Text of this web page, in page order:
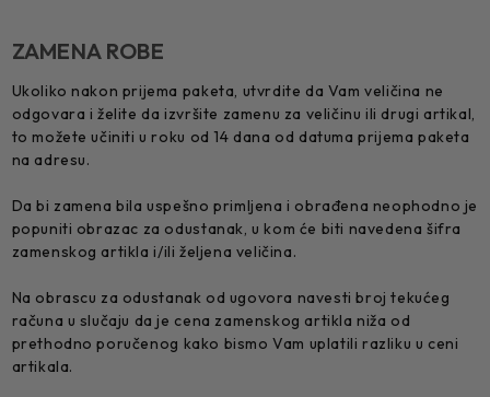
ZAMENA ROBE
Ukoliko nakon prijema paketa, utvrdite da Vam veličina ne
odgovara i želite da izvršite zamenu za veličinu ili drugi artikal,
to možete učiniti u roku od 14 dana od datuma prijema paketa
na adresu.
Da bi zamena bila uspešno primljena i obrađena neophodno je
popuniti obrazac za odustanak, u kom će biti navedena šifra
zamenskog artikla i/ili željena veličina.
Na obrascu za odustanak od ugovora navesti broj tekućeg
računa u slučaju da je cena zamenskog artikla niža od
prethodno poručenog kako bismo Vam uplatili razliku u ceni
artikala.